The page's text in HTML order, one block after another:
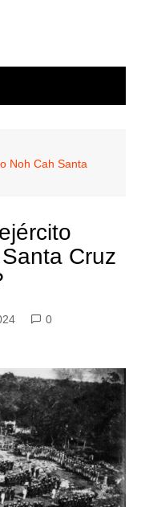
Noh Cah Santa
Cruz
0